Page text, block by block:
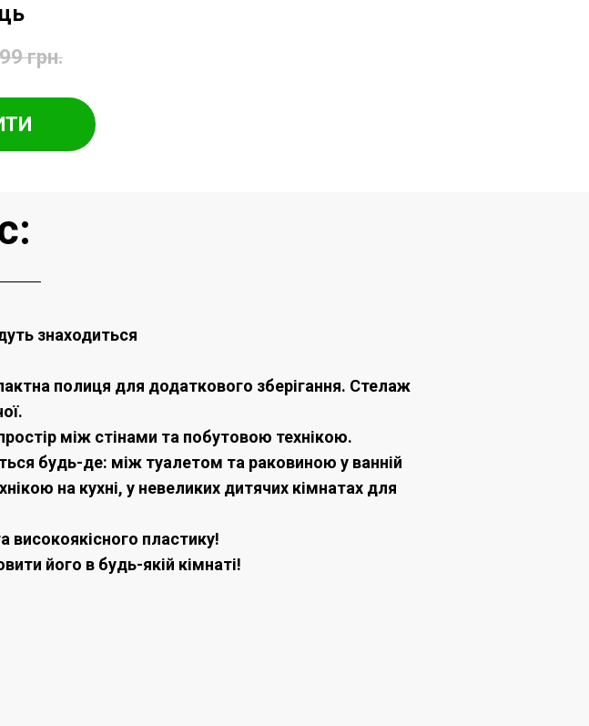
грн.
знаходиться
полиця для додаткового зберігання. Стелаж
між стінами та побутовою технікою.
будь-де: між туалетом та раковиною у ванній
на кухні, у невеликих дитячих кімнатах для
високоякісного пластику!
його в будь-якій кімнаті!